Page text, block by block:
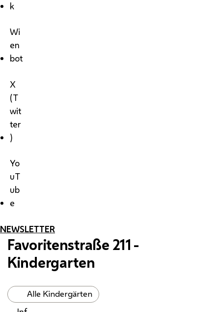
k
Wi
en
bot
X
(T
wit
ter
)
Yo
uT
ub
e
NEWSLETTER
Favoritenstraße 211 -
Kindergarten
Alle Kindergärten